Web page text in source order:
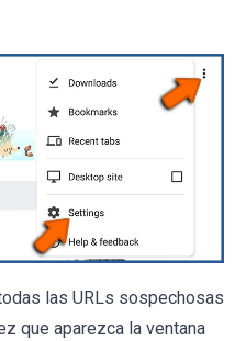
las URLs sospechosas
que aparezca la ventana